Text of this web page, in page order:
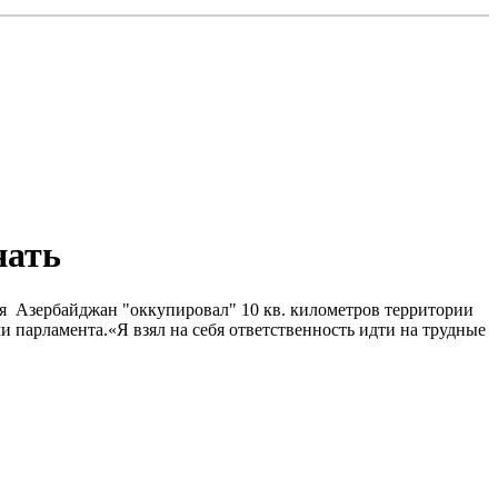
Азербайджан "оккупировал" 10 кв. километров территории
взял на себя ответственность идти на трудные